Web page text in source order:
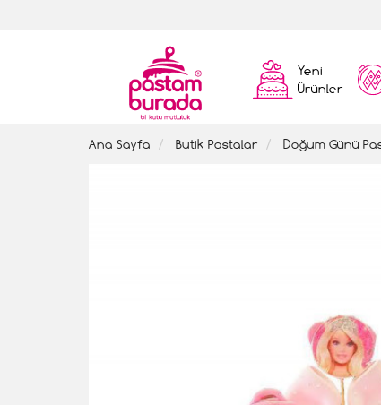
Yeni
Ürünler
Ana Sayfa Butik Pastalar Doğum Günü